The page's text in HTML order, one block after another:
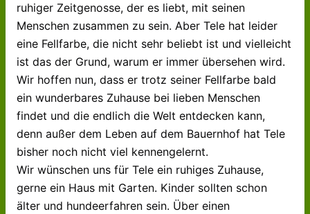
ruhiger Zeitgenosse, der es liebt, mit seinen
Menschen zusammen zu sein. Aber Tele hat leider
eine Fellfarbe, die nicht sehr beliebt ist und vielleicht
ist das der Grund, warum er immer übersehen wird.
Wir hoffen nun, dass er trotz seiner Fellfarbe bald
ein wunderbares Zuhause bei lieben Menschen
findet und die endlich die Welt entdecken kann,
denn außer dem Leben auf dem Bauernhof hat Tele
bisher noch nicht viel kennengelernt.
Wir wünschen uns für Tele ein ruhiges Zuhause,
gerne ein Haus mit Garten. Kinder sollten schon
älter und hundeerfahren sein. Über einen